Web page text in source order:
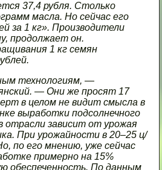
37,4 рубля. Столько
масла. Но сейчас его
за 1 кг». Производители
продолжает он.
1 кг семян
технологиям, —
— Они же просят 17
в целом не видит смысла в
выработки подсолнечного
отрасли зависит от урожая
При урожайности в 20–25 ц/
по его мнению, уже сейчас
примерно на 15%
обеспеченность. По данным